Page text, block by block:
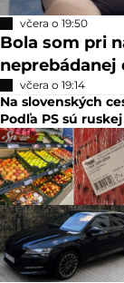
včera o 19:50
Bola som pri
neprebádanej
včera o 19:14
Na slovenských
Podľa PS sú